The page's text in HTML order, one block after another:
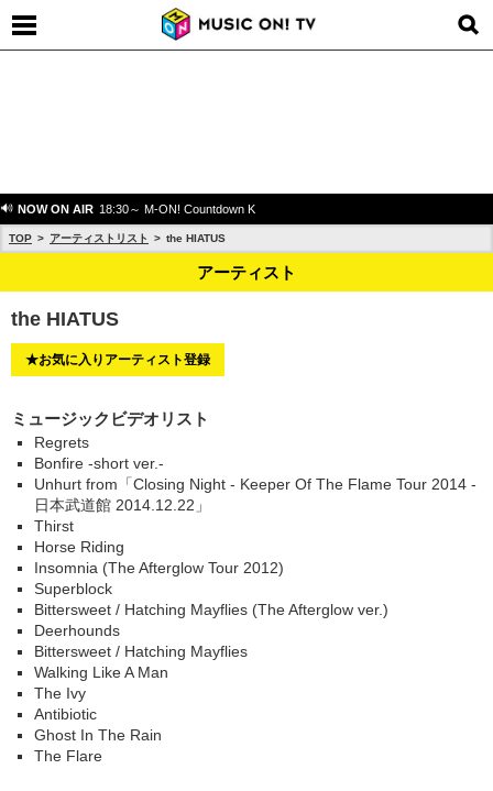
NOW ON AIR 18:30～ M-ON! Countdown K
TOP アーティストリスト the HIATUS
アーティスト
the HIATUS
★お気に入りアーティスト登録
ミュージックビデオリスト
Regrets
Bonfire -short ver.-
Unhurt from「Closing Night - Keeper Of The Flame Tour 2014 -
日本武道館 2014.12.22」
Thirst
Horse Riding
Insomnia (The Afterglow Tour 2012)
Superblock
Bittersweet / Hatching Mayflies (The Afterglow ver.)
Deerhounds
Bittersweet / Hatching Mayflies
Walking Like A Man
The Ivy
Antibiotic
Ghost In The Rain
The Flare